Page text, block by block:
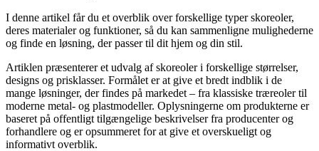
I denne artikel får du et overblik over forskellige typer skoreoler,
deres materialer og funktioner, så du kan sammenligne mulighederne
og finde en løsning, der passer til dit hjem og din stil.
Artiklen præsenterer et udvalg af skoreoler i forskellige størrelser,
designs og prisklasser. Formålet er at give et bredt indblik i de
mange løsninger, der findes på markedet – fra klassiske træreoler til
moderne metal- og plastmodeller. Oplysningerne om produkterne er
baseret på offentligt tilgængelige beskrivelser fra producenter og
forhandlere og er opsummeret for at give et overskueligt og
informativt overblik.